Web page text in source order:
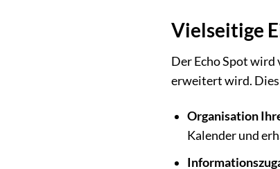
Vielseitige
Der Echo Spot
erweitert wird. Dies
Organisation
Kalender und